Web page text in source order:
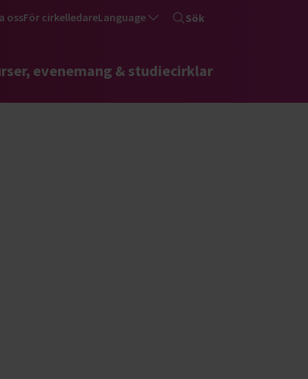
ossFör cirkelledareLanguage Sök
evenemang & studiecirklar